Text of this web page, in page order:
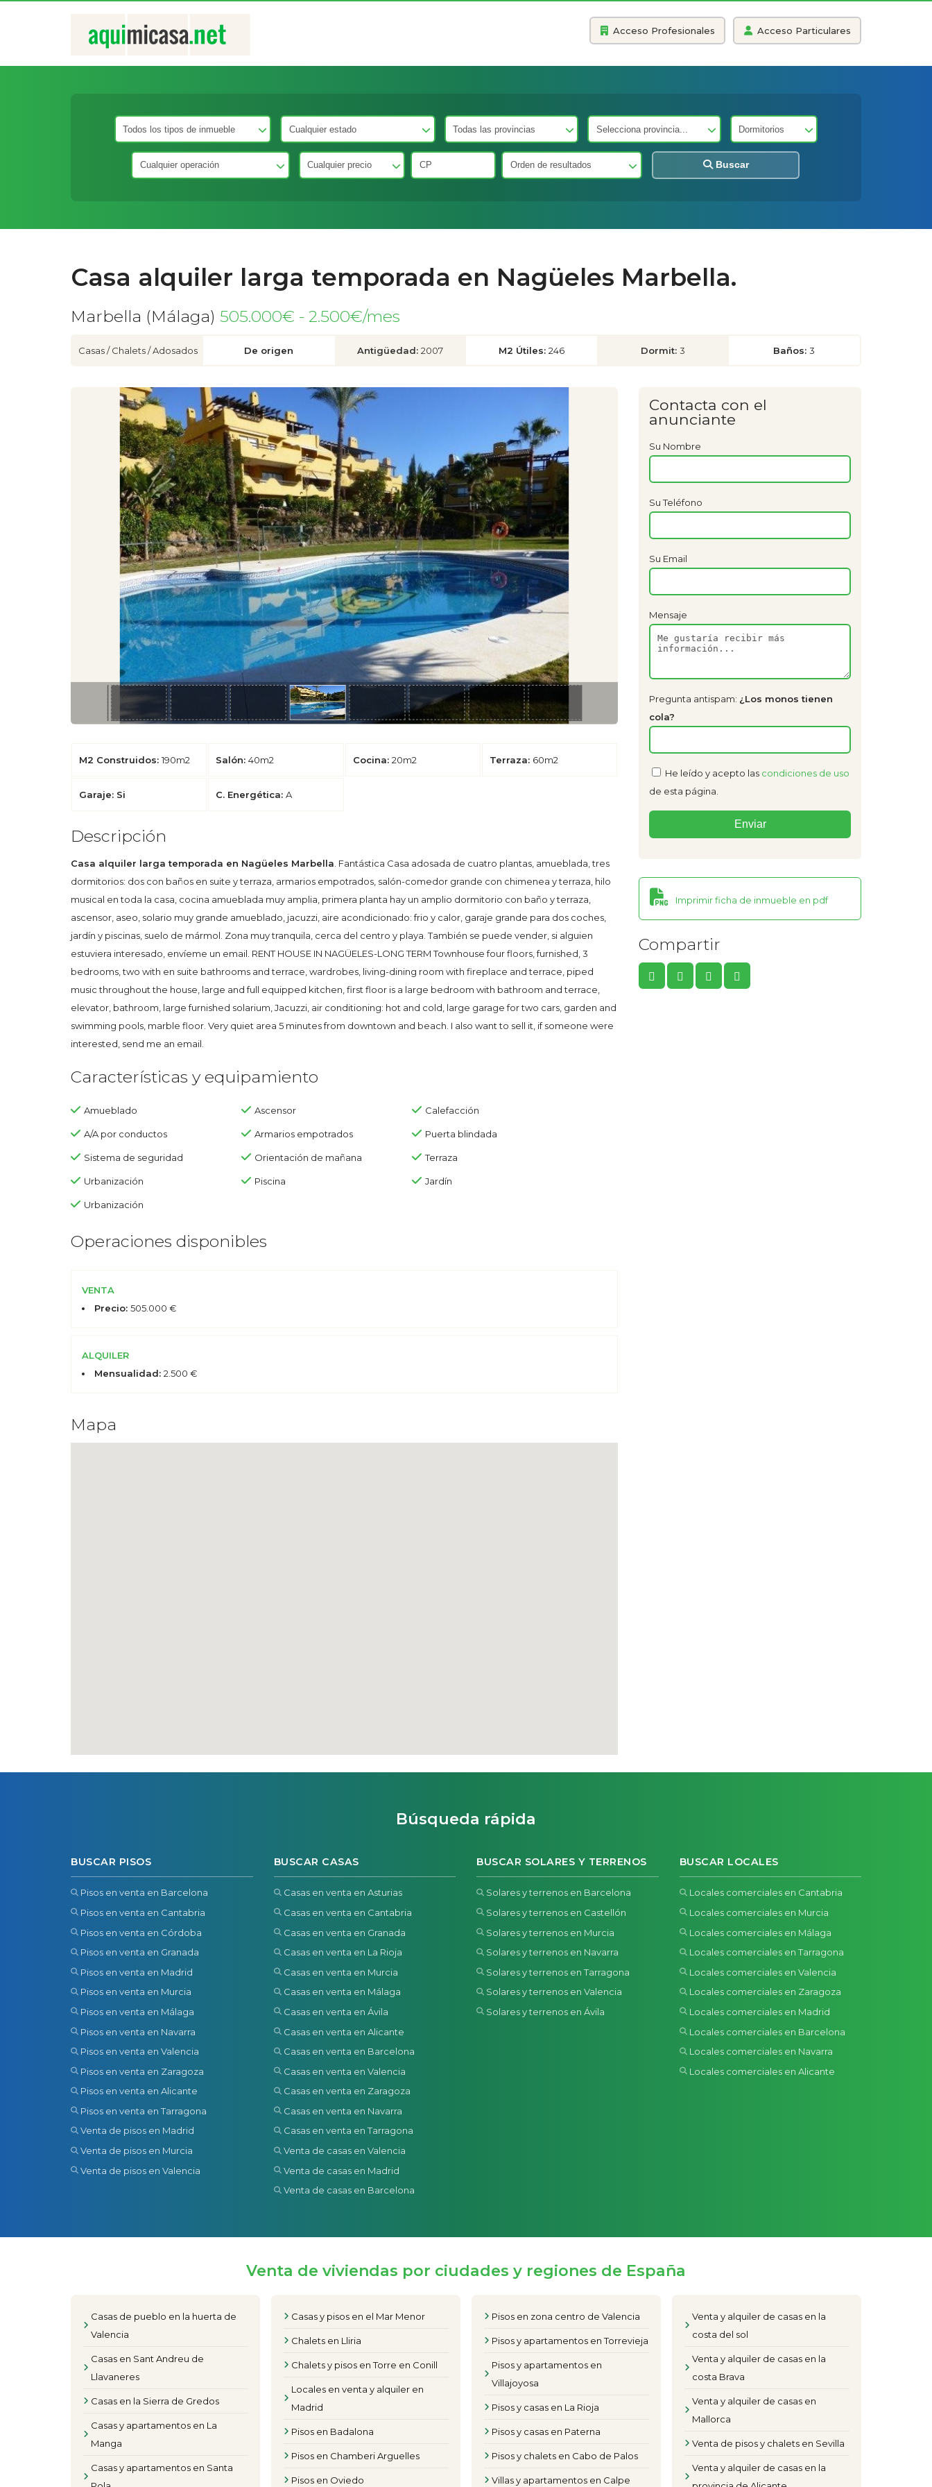
Acceso Profesionales Acceso Particulares
Buscar
Casa alquiler larga temporada en Nagüeles Marbella.
Marbella (Málaga) 505.000€ - 2.500€/mes
Casas / Chalets / Adosados De origen Antigüedad:2007 M2 Útiles:246 Dormit: 3 Baños:3
M2 Construidos: 190m2 Salón:40m2 Cocina: 20m2 Terraza: 60m2
Garaje: Si C. Energética:A
Descripción
Casa alquiler larga temporada en Nagüeles Marbella . Fantástica Casa adosada de cuatro plantas, amueblada, tres
dormitorios: dos con baños en suite y terraza, armarios empotrados, salón-comedor grande con chimenea y terraza, hilo
musical en toda la casa, cocina amueblada muy amplia, primera planta hay un amplio dormitorio con baño y terraza,
ascensor, aseo, solario muy grande amueblado, jacuzzi, aire acondicionado: frio y calor, garaje grande para dos coches,
jardín y piscinas, suelo de mármol. Zona muy tranquila, cerca del centro y playa. También se puede vender, si alguien
estuviera interesado, envíeme un email. RENT HOUSE IN NAGÜELES-LONG TERM Townhouse four floors, furnished, 3
bedrooms, two with en suite bathrooms and terrace, wardrobes, living-dining room with fireplace and terrace, piped
music throughout the house, large and full equipped kitchen, first floor is a large bedroom with bathroom and terrace,
elevator, bathroom, large furnished solarium, Jacuzzi, air conditioning: hot and cold, large garage for two cars, garden and
swimming pools, marble floor. Very quiet area 5 minutes from downtown and beach. I also want to sell it, if someone were
interested, send me an email.
Características y equipamiento
Amueblado Ascensor Calefacción
A/A por conductos Armarios empotrados Puerta blindada
Sistema de seguridad Orientación de mañana Terraza
Urbanización Piscina Jardín
Urbanización
Operaciones disponibles
VENTA
Precio: 505.000 €
ALQUILER
Mensualidad: 2.500 €
Mapa
Contacta con el
anunciante
Su Nombre
Su Teléfono
Su Email
Mensaje
Pregunta antispam: ¿Los monos tienen
cola?
He leído y acepto las condiciones de uso
de esta página.
Imprimir ficha de inmueble en pdf
Compartir
Búsqueda rápida
BUSCAR PISOS
Pisos en venta en Barcelona
Pisos en venta en Cantabria
Pisos en venta en Córdoba
Pisos en venta en Granada
Pisos en venta en Madrid
Pisos en venta en Murcia
Pisos en venta en Málaga
Pisos en venta en Navarra
Pisos en venta en Valencia
Pisos en venta en Zaragoza
Pisos en venta en Alicante
Pisos en venta en Tarragona
Venta de pisos en Madrid
Venta de pisos en Murcia
Venta de pisos en Valencia
BUSCAR CASAS
Casas en venta en Asturias
Casas en venta en Cantabria
Casas en venta en Granada
Casas en venta en La Rioja
Casas en venta en Murcia
Casas en venta en Málaga
Casas en venta en Ávila
Casas en venta en Alicante
Casas en venta en Barcelona
Casas en venta en Valencia
Casas en venta en Zaragoza
Casas en venta en Navarra
Casas en venta en Tarragona
Venta de casas en Valencia
Venta de casas en Madrid
Venta de casas en Barcelona
BUSCAR SOLARES Y TERRENOS
Solares y terrenos en Barcelona
Solares y terrenos en Castellón
Solares y terrenos en Murcia
Solares y terrenos en Navarra
Solares y terrenos en Tarragona
Solares y terrenos en Valencia
Solares y terrenos en Ávila
BUSCAR LOCALES
Locales comerciales en Cantabria
Locales comerciales en Murcia
Locales comerciales en Málaga
Locales comerciales en Tarragona
Locales comerciales en Valencia
Locales comerciales en Zaragoza
Locales comerciales en Madrid
Locales comerciales en Barcelona
Locales comerciales en Navarra
Locales comerciales en Alicante
Venta de viviendas por ciudades y regiones de España
Casas de pueblo en la huerta de
Valencia
Casas en Sant Andreu de
Llavaneres
Casas en la Sierra de Gredos
Casas y apartamentos en La
Manga
Casas y apartamentos en Santa
Casas y pisos en el Mar Menor
Chalets en Lliria
Chalets y pisos en Torre en Conill
Locales en venta y alquiler en
Madrid
Pisos en Badalona
Pisos en Chamberi Arguelles
Pisos en Oviedo
Pisos en zona centro de Valencia
Pisos y apartamentos en Torrevieja
Pisos y apartamentos en
Villajoyosa
Pisos y casas en La Rioja
Pisos y casas en Paterna
Pisos y chalets en Cabo de Palos
Villas y apartamentos en Calpe
Venta y alquiler de casas en la
costa del sol
Venta y alquiler de casas en la
costa Brava
Venta y alquiler de casas en
Mallorca
Venta de pisos y chalets en Sevilla
Venta y alquiler de casas en la